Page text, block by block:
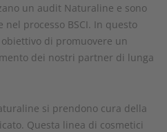
un audit Naturaline e sono
nel processo BSCI. In questo
di promuovere un
dei nostri partner di lunga
si prendono cura della
Questa linea di cosmetici